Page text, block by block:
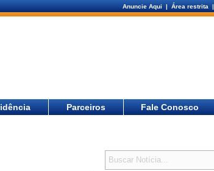
Anuncie Aqui | Área restrita |
Parceiros Fale Conosco